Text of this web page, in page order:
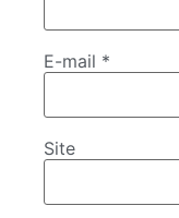
E-mail *
Site